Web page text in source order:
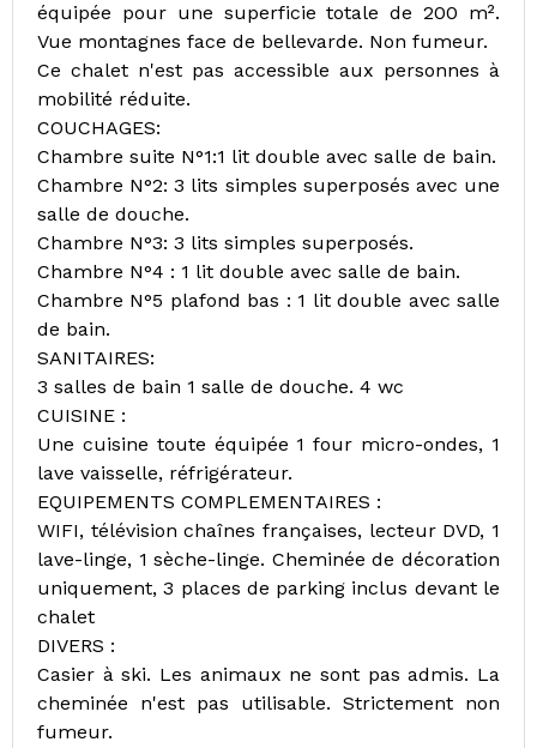
équipée pour une superficie totale de 200 m².
Vue montagnes face de bellevarde. Non fumeur.
Ce chalet n'est pas accessible aux personnes à
mobilité réduite.
COUCHAGES:
Chambre suite N°1:1 lit double avec salle de bain.
Chambre N°2: 3 lits simples superposés avec une
salle de douche.
Chambre N°3: 3 lits simples superposés.
Chambre N°4 : 1 lit double avec salle de bain.
Chambre N°5 plafond bas : 1 lit double avec salle
de bain.
SANITAIRES:
3 salles de bain 1 salle de douche. 4 wc
CUISINE :
Une cuisine toute équipée 1 four micro-ondes, 1
lave vaisselle, réfrigérateur.
EQUIPEMENTS COMPLEMENTAIRES :
WIFI, télévision chaînes françaises, lecteur DVD, 1
lave-linge, 1 sèche-linge. Cheminée de décoration
uniquement, 3 places de parking inclus devant le
chalet
DIVERS :
Casier à ski. Les animaux ne sont pas admis. La
cheminée n'est pas utilisable. Strictement non
fumeur.